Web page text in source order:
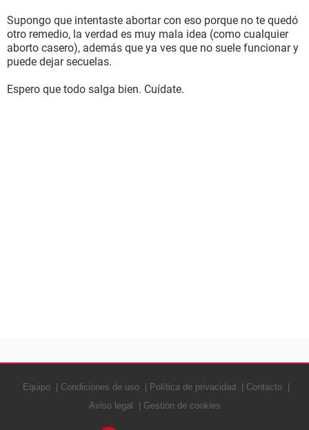
Supongo que intentaste abortar con eso porque no te quedó
otro remedio, la verdad es muy mala idea (como cualquier
aborto casero), además que ya ves que no suele funcionar y
puede dejar secuelas.
Espero que todo salga bien. Cuídate.
Equipo Condiciones de uso Política de privacidad
Contacto
Aviso legal
Gestión de cookies